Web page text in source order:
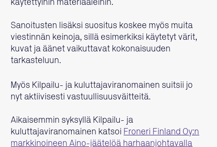
käytettyihin materiaaleihin.
Sanoitusten lisäksi suositus koskee myös muita
viestinnän keinoja, sillä esimerkiksi käytetyt värit,
kuvat ja äänet vaikuttavat kokonaisuuden
tarkasteluun.
Myös Kilpailu- ja kuluttajaviranomainen suitsii jo
nyt aktiivisesti vastuullisuusväitteitä.
Aikaisemmin syksyllä Kilpailu- ja
kuluttajaviranomainen katsoi Froneri Finland Oy:n
markkinoineen Aino-jäätelöä harhaanjohtavalla